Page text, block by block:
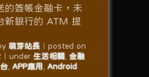
的簽帳金融卡，未
新銀行的 ATM 提
萌芽站長｜ posted on
under 生活相關
金融
, APP應用 Android